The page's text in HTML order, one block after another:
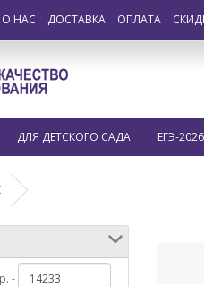
О НАС ДОСТАВКА ОПЛАТА
ДЛЯ ДЕТСКОГО САДА ЕГЭ-2026
р. -